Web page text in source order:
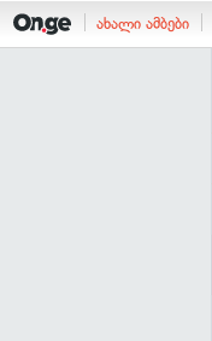
ახალი ამბები